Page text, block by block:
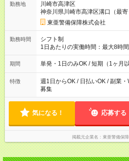
日給は全額支給！ ■月22日以上勤務すると… 日給1000円UP！ ■
日払い・週払い・前払いOK！ 給
(CRIA)』で 最短当日にコンビニ
ます♪ ※稼働分・規定あり ■法定研修(7h×3日間)中も 手当をしっ
かり【3万円】支給！ ┗研修手当
給 ┗昼食代も別途支給(500円×3
勤務地
川崎市高津区
神奈川県川崎市高津区溝口（最寄
東亜警備保障株式会社
勤務時間
シフト制
1日あたりの実働時間：最大8時
勤】20:00～翌5:00 ・【日勤のみ】【夜勤のみ】もOK♪ ・自分
の都合に合わせて稼げます◎ ・
ライベートの予定に 合わせて好
期間 単発・1日のみOK / 短期（1ヶ月以
特徴
週1日からOK / 日払いOK / 副業
募集
気になる！ 応募する
掲載元企業名 東亜警備保